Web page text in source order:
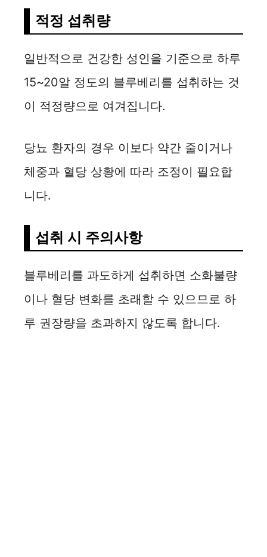
적정 섭취량
일반적으로 건강한 성인을 기준으로 하루
15~20알 정도의 블루베리를 섭취하는 것
이 적정량으로 여겨집니다.
당뇨 환자의 경우 이보다 약간 줄이거나
체중과 혈당 상황에 따라 조정이 필요합
니다.
섭취 시 주의사항
블루베리를 과도하게 섭취하면 소화불량
이나 혈당 변화를 초래할 수 있으므로 하
루 권장량을 초과하지 않도록 합니다.